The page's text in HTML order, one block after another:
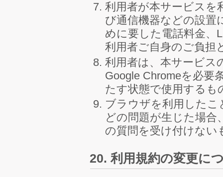
利用者が本サービスを
び通信機器などの設置
めに要した電話料金、
利用者ご自身のご負担
利用者は、本サービス
Google Chromeを必要
たす状態で使用するも
ブラウザを利用した
どの問題が生じた場合
の質問を受け付けない
20. 利用規約の変更に